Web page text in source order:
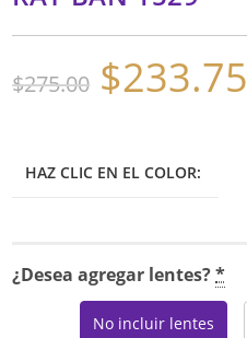
$275.00
El
precio
original
$233.75
HAZ CLIC EN EL COLOR:
¿Desea agregar lentes?*
No incluir lentes